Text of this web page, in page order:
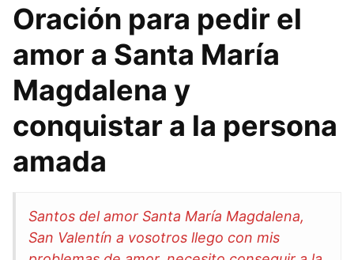
Oración para pedir el
amor a Santa María
Magdalena y
conquistar a la persona
amada
Santos del amor Santa María Magdalena,
San Valentín a vosotros llego con mis